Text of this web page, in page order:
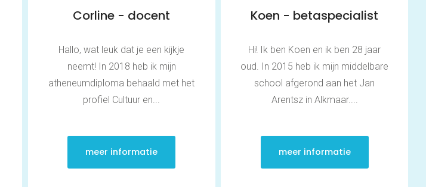
Huiswerkbegeleiding
Biologie
Duits
Economie
Engels
Natuurkunde
Corline - docent
Hallo, wat leuk dat je een kijkje
neemt! In 2018 heb ik mijn
atheneumdiploma behaald met het
profiel Cultuur en...
meer informatie
Koen - betaspecialist
Hi! Ik ben Koen en ik ben 28 jaar
oud. In 2015 heb ik mijn middelbare
school afgerond aan het Jan
Arentsz in Alkmaar....
meer informatie